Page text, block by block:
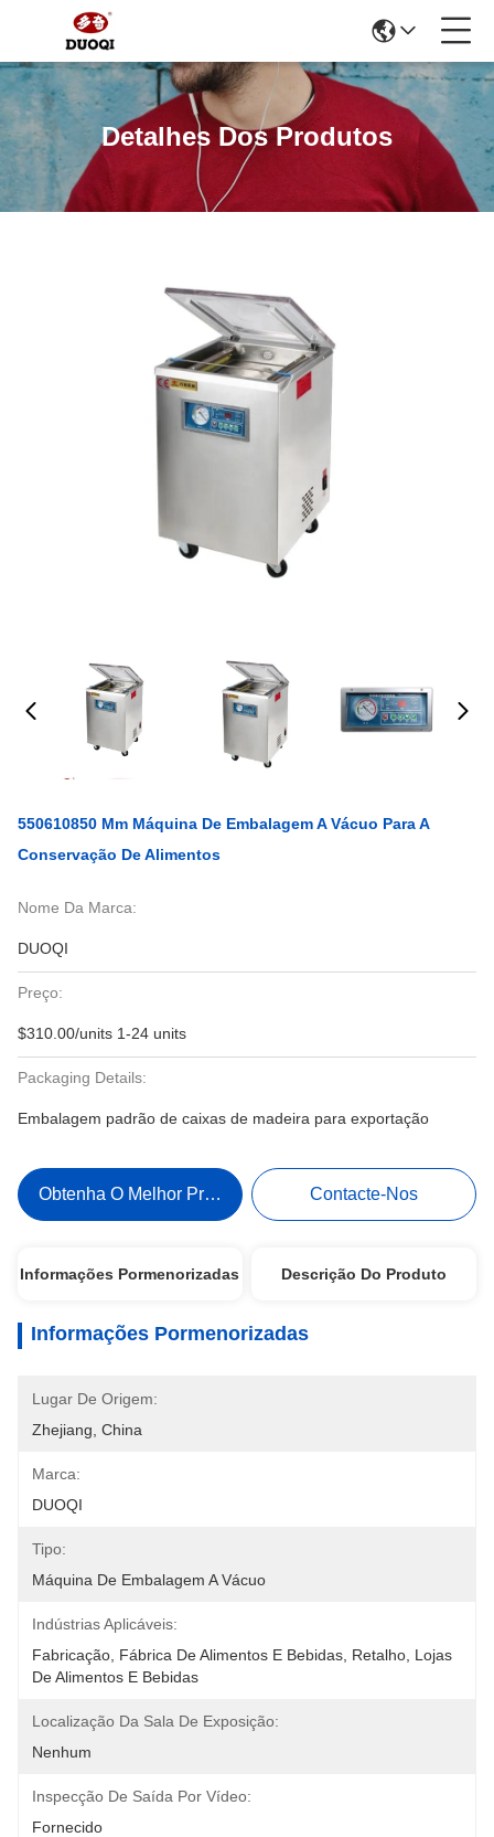
Detalhes Dos Produtos
550610850 Mm Máquina De Embalagem A Vácuo Para A
Conservação De Alimentos
Nome Da Marca:
DUOQI
Preço:
$310.00/units 1-24 units
Packaging Details:
Embalagem padrão de caixas de madeira para exportação
Obtenha O Melhor Preço Contacte-Nos
Informações Pormenorizadas Descrição Do Produto
Informações Pormenorizadas
Lugar De Origem:
Zhejiang, China
Marca:
DUOQI
Tipo:
Máquina De Embalagem A Vácuo
Indústrias Aplicáveis:
Fabricação, Fábrica De Alimentos E Bebidas, Retalho, Lojas
De Alimentos E Bebidas
Localização Da Sala De Exposição:
Nenhum
Inspecção De Saída Por Vídeo:
Fornecido